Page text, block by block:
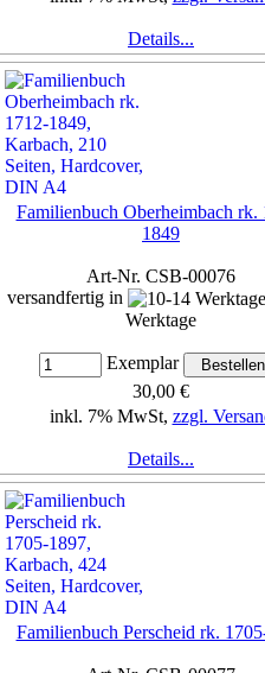
Details...
Familienbuch Oberheimbach rk.
1849
Art-Nr. CSB-00076
versandfertig in
Werktage
Exemplar
30,00 €
inkl. 7% MwSt, zzgl.
Details...
Familienbuch Perscheid rk.